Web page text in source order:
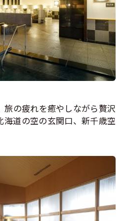
旅の疲れを癒やしながら贅沢
海道の空の玄関口、新千歳空